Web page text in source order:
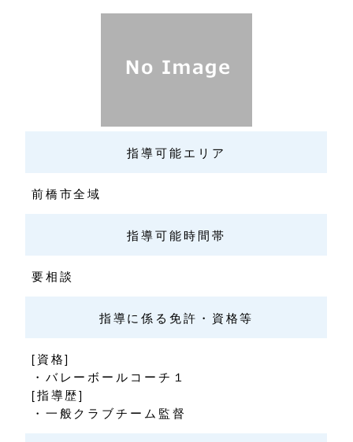
指導可能エリア
前橋市全域
指導可能時間帯
要相談
指導に係る免許・資格等
[資格]
・バレーボールコーチ１
[指導歴]
・一般クラブチーム監督